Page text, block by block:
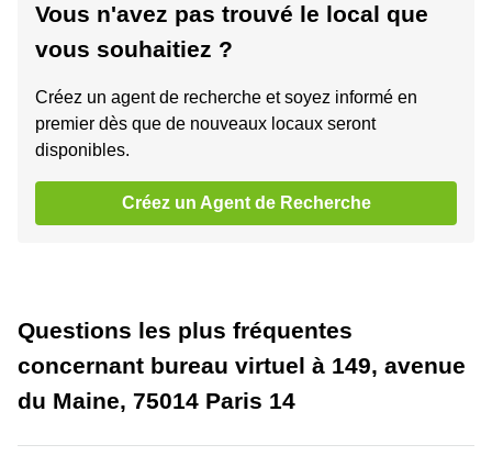
Vous n'avez pas trouvé le local que
vous souhaitiez ?
Créez un agent de recherche et soyez informé en
premier dès que de nouveaux locaux seront
disponibles.
Créez un Agent de Recherche
Questions les plus fréquentes
concernant bureau virtuel à 149, avenue
du Maine, 75014 Paris 14